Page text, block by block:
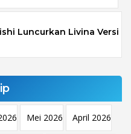
Luncurkan Livina Versi
Mei 2026 April 2026